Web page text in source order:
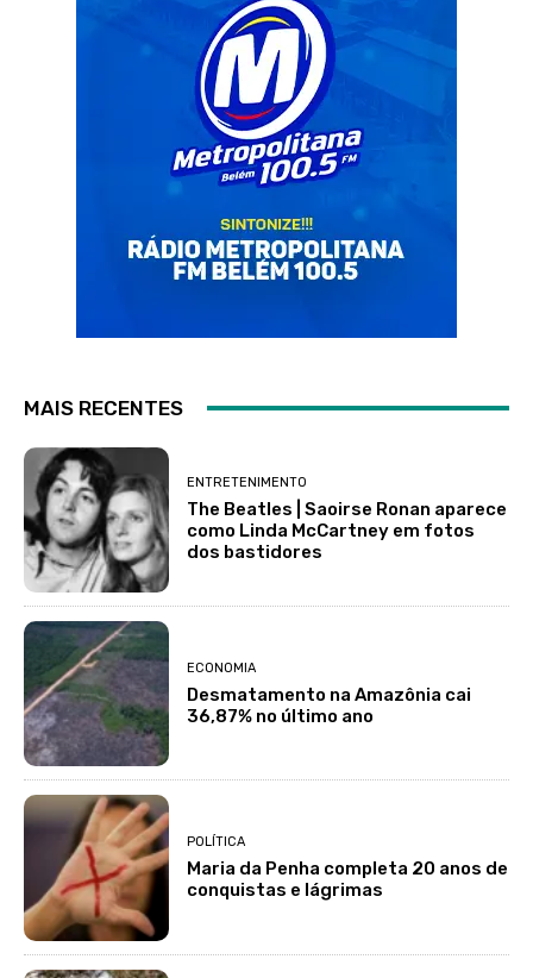
MAIS RECENTES
ENTRETENIMENTO
The Beatles | Saoirse Ronan aparece
como Linda McCartney em fotos
dos bastidores
ECONOMIA
Desmatamento na Amazônia cai
36,87% no último ano
POLÍTICA
Maria da Penha completa 20 anos de
conquistas e lágrimas